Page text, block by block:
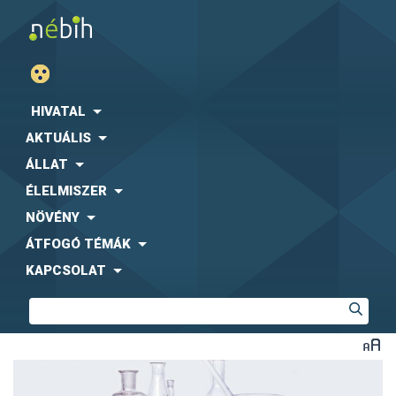
HIVATAL
AKTUÁLIS
ÁLLAT
ÉLELMISZER
NÖVÉNY
ÁTFOGÓ TÉMÁK
KAPCSOLAT